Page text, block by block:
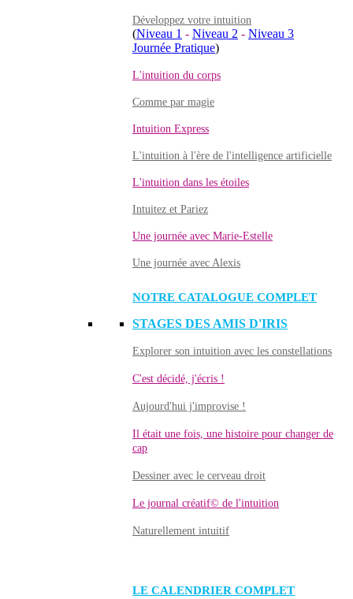
Développez votre intuition
(Niveau 1 - Niveau 2 - Niveau 3
Journée Pratique)
L'intuition du corps
Comme par magie
Intuition Express
L'intuition à l'ère de l'intelligence artificielle
L'intuition dans les étoiles
Intuitez et Pariez
Une journée avec Marie-Estelle
Une journée avec Alexis
NOTRE CATALOGUE COMPLET
STAGES DES AMIS D'IRIS
Explorer son intuition avec les constellations
C'est décidé, j'écris !
Aujourd'hui j'improvise !
Il était une fois, une histoire pour changer de
cap
Dessiner avec le cerveau droit
Le journal créatif© de l'intuition
Naturellement intuitif
LE CALENDRIER COMPLET